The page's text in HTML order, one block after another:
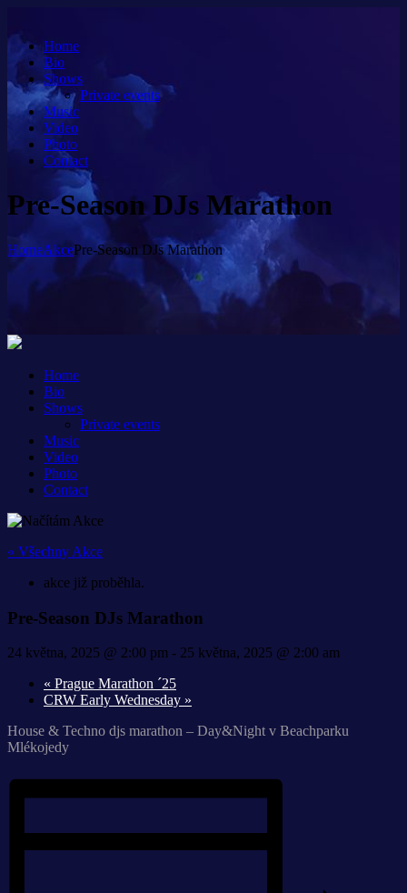
Home
Bio
Shows
Private events
Music
Video
Photo
Contact
Pre-Season DJs Marathon
HomeAkcePre-Season DJs Marathon
Home
Bio
Shows
Private events
Music
Video
Photo
Contact
« Všechny Akce
akce již proběhla.
Pre-Season DJs Marathon
24 května, 2025 @ 2:00 pm - 25 května, 2025 @ 2:00 am
« Prague Marathon ´25
CRW Early Wednesday »
House & Techno djs marathon – Day&Night v Beachparku
Mlékojedy